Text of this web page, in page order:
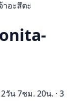
าอะสึตะ
2วัน 7ชม. 20น. · 3